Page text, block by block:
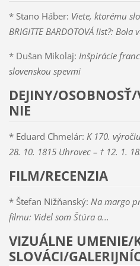
* Stano Háber: Viete, ktorému
BRIGITTE BARDOTOVÁ list?:
* Dušan Mikolaj: Inšpirácie
slovenskou spevmi
DEJINY/
NIE
* Eduard Chmelár: K 170.
28. 10. 1815 Uhrovec – † 12. 1.
FILM/RECENZIA
* Štefan Nižňanský: Na margo
filmu: Videl som Štúra a...
VIZUÁLNE UMENIE/
SLOVÁCI/